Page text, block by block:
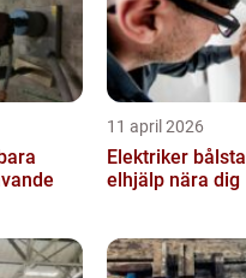
11 april 2026
Elektriker bålsta trygg
elhjälp nära dig